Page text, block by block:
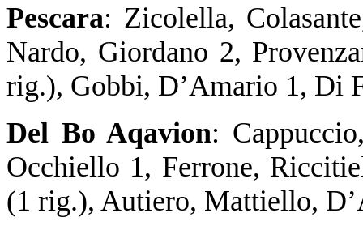
Pescara: Zicolella,
Nardo, Giordano 2,
rig.), Gobbi, D’Amario 1, Di
Del Bo Aqavion:
Occhiello 1, Ferrone,
(1 rig.), Autiero, Mattiello,